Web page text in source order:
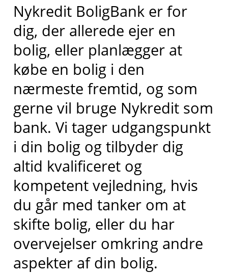
Nykredit BoligBank er for
dig, der allerede ejer en
bolig, eller planlægger at
købe en bolig i den
nærmeste fremtid, og som
gerne vil bruge Nykredit som
bank. Vi tager udgangspunkt
i din bolig og tilbyder dig
altid kvalificeret og
kompetent vejledning, hvis
du går med tanker om at
skifte bolig, eller du har
overvejelser omkring andre
aspekter af din bolig.